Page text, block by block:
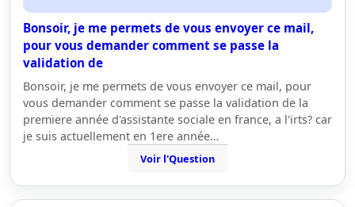
Bonsoir, je me permets de vous envoyer ce mail,
pour vous demander comment se passe la
validation de
Bonsoir, je me permets de vous envoyer ce mail, pour
vous demander comment se passe la validation de la
premiere année d'assistante sociale en france, a l'irts? car
je suis actuellement en 1ere année…
Voir l'Question